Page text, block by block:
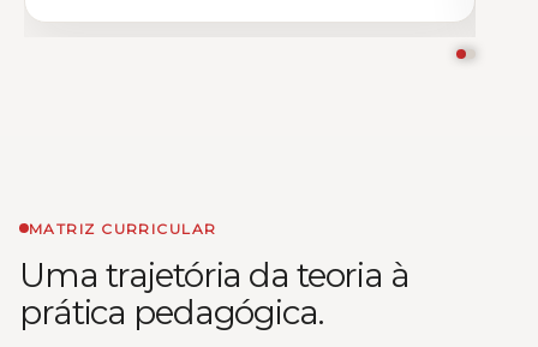
MATRIZ CURRICULAR
Uma trajetória da teoria à
prática pedagógica.